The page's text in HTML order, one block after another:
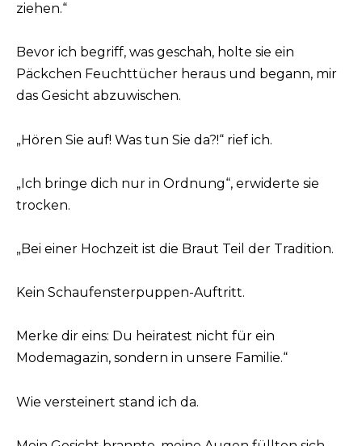
ziehen.“
Bevor ich begriff, was geschah, holte sie ein
Päckchen Feuchttücher heraus und begann, mir
das Gesicht abzuwischen.
„Hören Sie auf! Was tun Sie da?!“ rief ich.
„Ich bringe dich nur in Ordnung“, erwiderte sie
trocken.
„Bei einer Hochzeit ist die Braut Teil der Tradition.
Kein Schaufensterpuppen-Auftritt.
Merke dir eins: Du heiratest nicht für ein
Modemagazin, sondern in unsere Familie.“
Wie versteinert stand ich da.